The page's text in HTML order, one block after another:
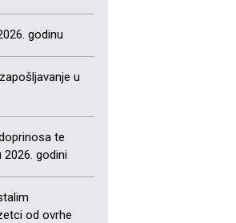
godinu
u
te
godini
od ovrhe